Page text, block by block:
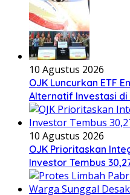
10 Agustus 2026
OJK Luncurkan ETF
Alternatif Investasi di
10 Agustus 2026
OJK Prioritaskan
Investor Tembus